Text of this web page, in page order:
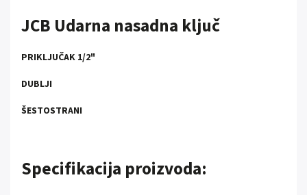
JCB Udarna nasadna ključ
PRIKLJUČAK 1/2"
DUBLJI
ŠESTOSTRANI
Specifikacija proizvoda: